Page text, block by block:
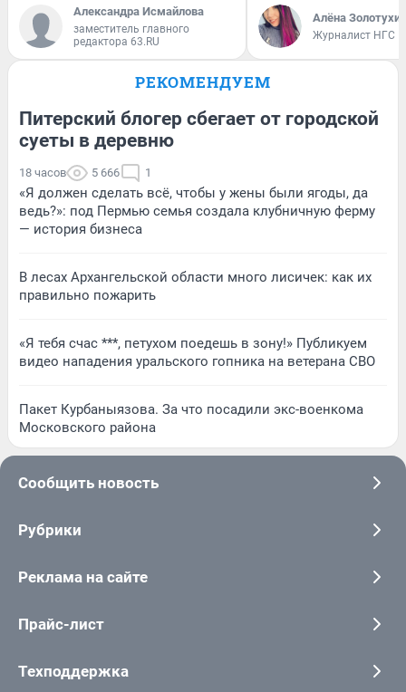
Александра Исмайлова
заместитель главного
редактора 63.RU
Алёна
Журналист НГС
РЕКОМЕНДУЕМ
Питерский блогер сбегает от городской
суеты в деревню
18 часов 5 666 1
«Я должен сделать всё, чтобы у жены были ягоды, да
ведь?»: под Пермью семья создала клубничную ферму
— история бизнеса
В лесах Архангельской области много лисичек: как их
правильно пожарить
«Я тебя счас ***, петухом поедешь в зону!» Публикуем
видео нападения уральского гопника на ветерана СВО
Пакет Курбаныязова. За что посадили экс-военкома
Московского района
Сообщить новость
Рубрики
Реклама на сайте
Прайс-лист
Техподдержка